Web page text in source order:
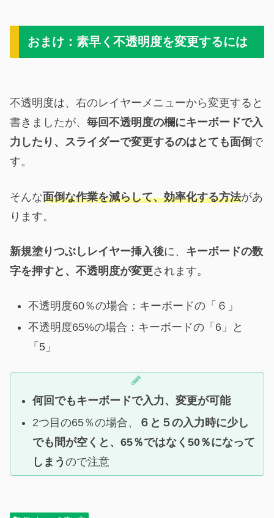
おまけ：素早く不透明度を変更するには
不透明度は、右のレイヤーメニューから変更すると
書きましたが、 毎回不透明度の欄にキーボードで入
力したり、スライダーで変更するのはとても面倒 で
す。
そんな面倒な作業を減らして、効率化する方法があ
ります。
新規塗りつぶしレイヤー挿入後に、 キーボードの数
字を押すと、不透明度が変更されます。
不透明度60％の場合：キーボードの「６」
不透明度65%の場合：キーボードの「6」と
「5」
何回でもキーボードで入力、変更が可能
2つ目の65％の場合、
６と５の入力時に少し
でも間が空くと、65％ではなく50％になって
しまう ので注意